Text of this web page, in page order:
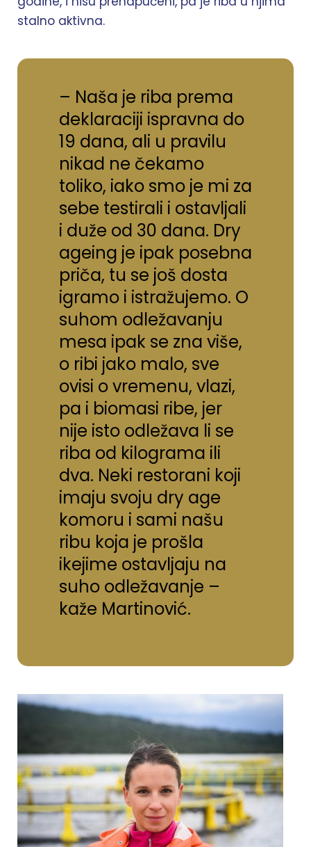
stalno aktivna.
– Naša je riba prema
deklaraciji ispravna do
19 dana, ali u pravilu
nikad ne čekamo
toliko, iako smo je mi za
sebe testirali i ostavljali
i duže od 30 dana. Dry
ageing je ipak posebna
priča, tu se još dosta
igramo i istražujemo. O
suhom odležavanju
mesa ipak se zna više,
o ribi jako malo, sve
ovisi o vremenu, vlazi,
pa i biomasi ribe, jer
nije isto odležava li se
riba od kilograma ili
dva. Neki restorani koji
imaju svoju dry age
komoru i sami našu
ribu koja je prošla
ikejime ostavljaju na
suho odležavanje –
kaže Martinović.